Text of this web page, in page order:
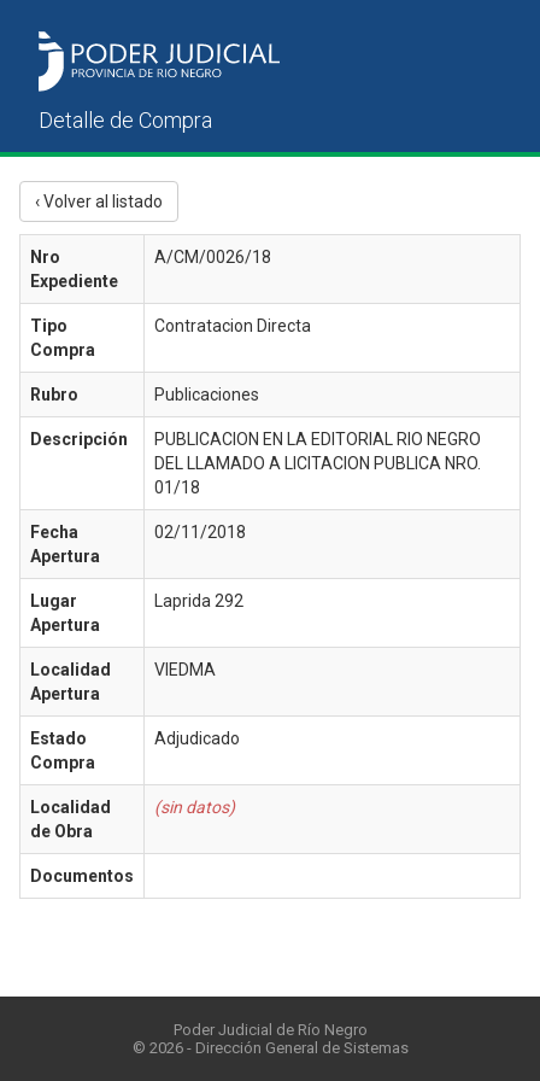
‹ Volver al listado
Nro
Expediente
A/CM/0026/18
Tipo
Compra
Contratacion Directa
Rubro Publicaciones
Descripción
PUBLICACION EN LA EDITORIAL RIO NEGRO
DEL LLAMADO A LICITACION PUBLICA NRO.
01/18
Fecha
Apertura
02/11/2018
Lugar
Apertura
Laprida 292
Localidad
Apertura
VIEDMA
Estado
Compra
Adjudicado
Localidad
de Obra
(sin datos)
Documentos